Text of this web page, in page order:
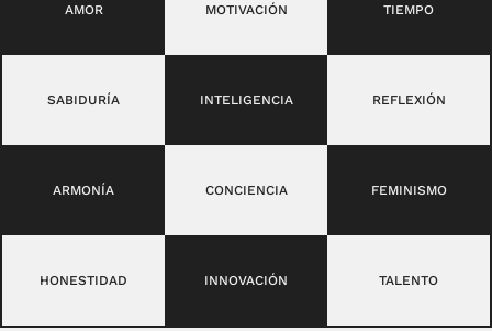
AMOR MOTIVACIÓN TIEMPO
SABIDURÍA INTELIGENCIA REFLEXIÓN
ARMONÍA CONCIENCIA FEMINISMO
HONESTIDAD INNOVACIÓN TALENTO